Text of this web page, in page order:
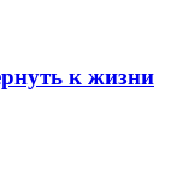
к жизни